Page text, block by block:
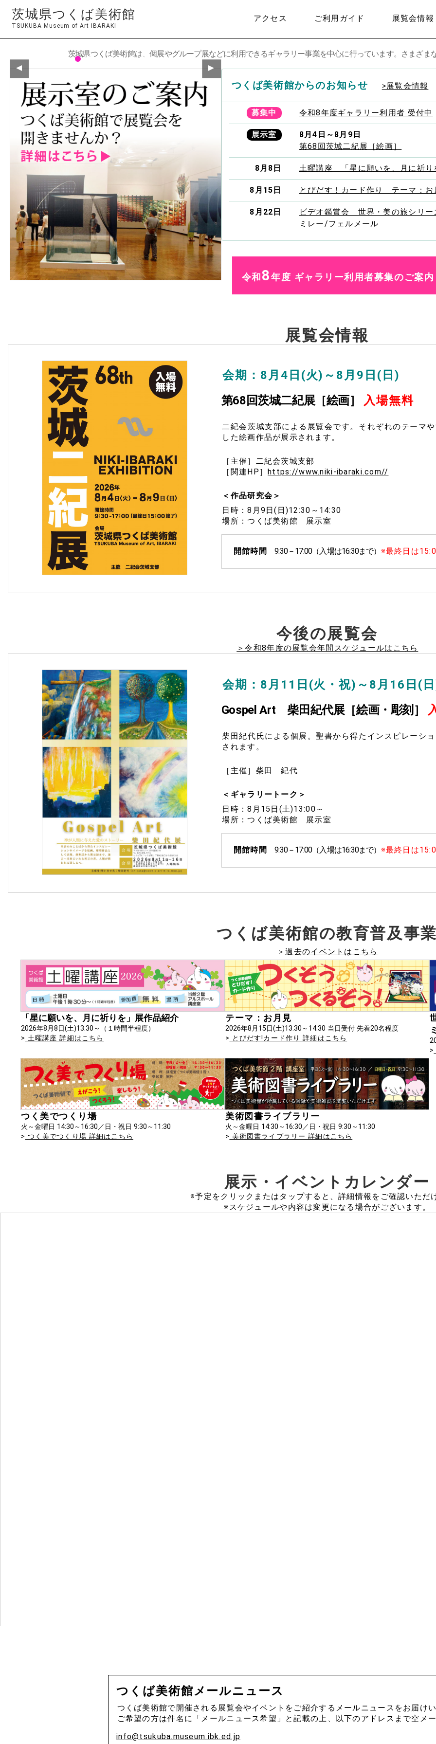
茨城県つくば美術館
TSUKUBA Museum of Art IBARAKI
アクセス ご利用ガイド 展覧会情報
茨城県つくば美術館は、個展やグループ展などに利用できるギャラリー事業を中心に行っています。さまざま
▼ ▲
つくば美術館からのお知らせ >展覧会情報
募集中 令和8年度ギャラリー利用者 受付中
展示室
8月4日～8月9日
第68回茨城二紀展［絵画］
8月8日 土曜講座 「星に願いを、月に祈り
8月15日 とびだす！カード作り テーマ：お
8月22日
ビデオ鑑賞会 世界・美の旅シリー
ミレー/フェルメール
令和8年度 ギャラリー利用者募集のご案
展覧会情報
会期：8月4日(火)～8月9日(日)
第68回茨城二紀展［絵画］ 入場無料
二紀会茨城支部による展覧会です。それぞれのテーマ
した絵画作品が展示されます。
［主催］二紀会茨城支部
［関連HP］https://www.niki-ibaraki.com//
＜作品研究会＞
日時：8月9日(日)12:30～14:30
場所：つくば美術館 展示室
開館時間 9:30－17:00（入場は16:30まで） ※最終日は
今後の展覧会
＞令和8年度の展覧会年間スケジュールはこちら
会期：8月11日(火・祝)～8月16日(
Gospel Art 柴田紀代展［絵画・彫刻］
柴田紀代氏による個展。聖書から得たインスピレーシ
されます。
［主催］柴田 紀代
＜ギャラリートーク＞
日時：8月15日(土)13:00～
場所：つくば美術館 展示室
開館時間 9:30－17:00（入場は16:30まで） ※最終日は
つくば美術館の教育普及事
＞過去のイベントはこちら
「星に願いを、月に祈りを」展作品紹介
2026年8月8日(土)13:30～（１時間半程度）
> 土曜講座 詳細はこちら
テーマ：お月見
2026年8月15日(土)13:30～14:30 当日受付 先着20名程度
> とびだす!カード作り 詳細はこちら
>
つく美でつくり場
火～金曜日 14:30～16:30／日・祝日 9:30～11:30
> つく美でつくり場 詳細はこちら
美術図書ライブラリー
火～金曜日 14:30～16:30／日・祝日 9:30～11:30
> 美術図書ライブラリー 詳細はこちら
展示・イベント カレンダー
※予定をクリックまたはタップすると、詳細情報をご確認いただ
※スケジュールや内容は変更になる場合がございます。
つくば美術館メールニュース
つくば美術館で開催される展覧会やイベントをご紹介するメールニュースをお届け
ご希望の方は件名に「メールニュース希望」と記載の上、以下のアドレスまで空メ
info@tsukuba.museum.ibk.ed.jp